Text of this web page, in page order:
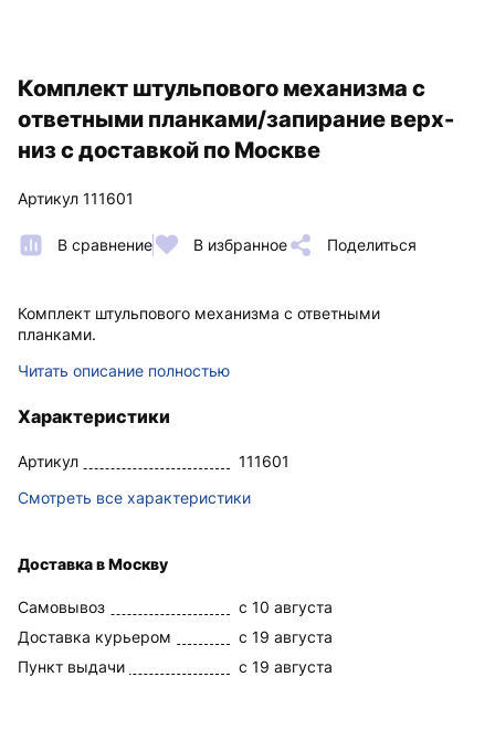
Комплект штульпового механизма с
ответными планками/запирание верх-
низ с доставкой по Москве
Артикул 111601
В сравнение В избранное Поделиться
Комплект штульпового механизма с ответными
планками.
Читать описание полностью
Характеристики
Артикул
111601
Смотреть все характеристики
Доставка в Москву
Самовывоз
c 10 августа
Доставка курьером
c 19 августа
Пункт выдачи
c 19 августа